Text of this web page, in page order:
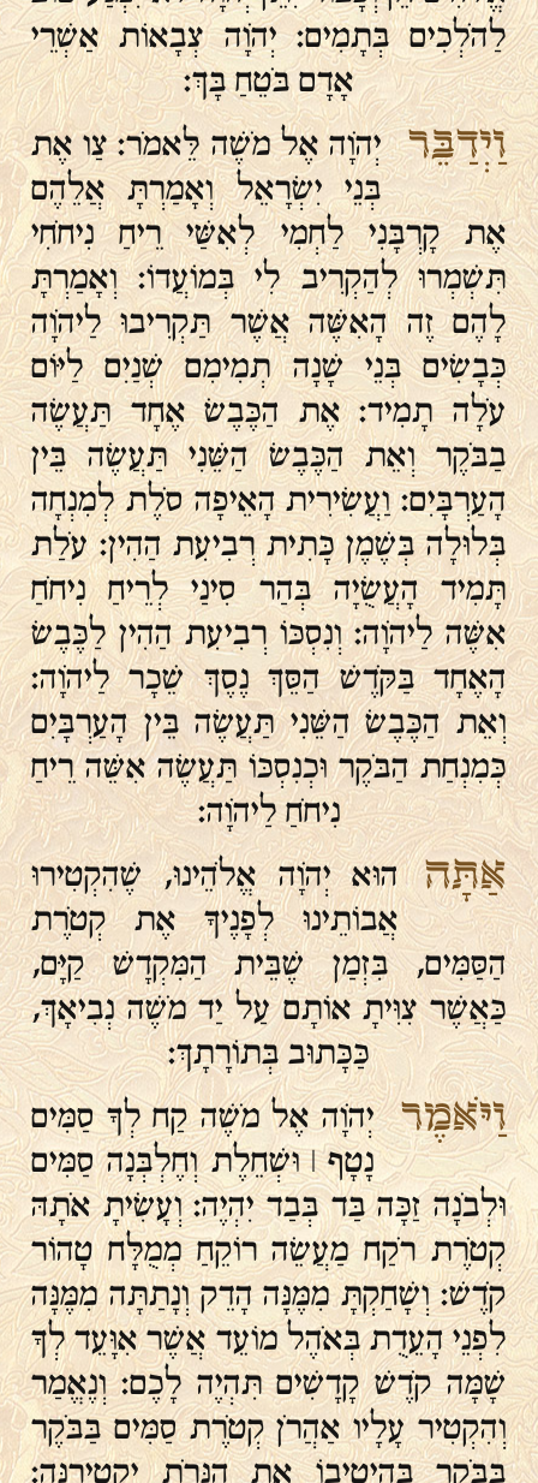
לַהֹלְכִים בְּתָמִים׃ יְהֹוָה צְבָאוֹת אַשְׁרֵי
אָדָם בֹּטֵחַ בָּךְ׃
וַיְדַבֵּריְהֹוָה אֶל מֹשֶׁה לֵּאמֹר׃ צַו אֶת
בְּנֵי יִשְׂרָאֵל וְאָמַרְתָּ אֲלֵהֶם
אֶת קָרְבָּנִי לַחְמִי לְאִשַּׁי רֵיחַ נִיחֹחִי
תִּשְׁמְרוּ לְהַקְרִיב לִי בְּמוֹעֲדוֹ׃ וְאָמַרְתָּ
לָהֶם זֶה הָאִשֶּׁה אֲשֶׁר תַּקְרִיבוּ לַיהֹוָה
כְּבָשִׂים בְּנֵי שָׁנָה תְמִימִם שְׁנַיִם לַיּוֹם
עֹלָה תָמִיד׃ אֶת הַכֶּבֶשׂ אֶחָד תַּעֲשֶׂה
בַבֹּקֶר וְאֵת הַכֶּבֶשׂ הַשֵּׁנִי תַּעֲשֶׂה בֵּין
הָעַרְבָּיִם׃ וַעֲשִׂירִית הָאֵיפָה סֹלֶת לְמִנְחָה
בְּלוּלָה בְּשֶׁמֶן כָּתִית רְבִיעִת הַהִין׃ עֹלַת
תָּמִיד הָעֲשֻׂיָה בְּהַר סִינַי לְרֵיחַ נִיחֹחַ
אִשֶּׁה לַיהֹוָה׃ וְנִסְכּוֹ רְבִיעִת הַהִין לַכֶּבֶשׂ
הָאֶחָד בַּקֹּדֶשׁ הַסֵּךְ נֶסֶךְ שֵׁכָר לַיהֹוָה׃
וְאֵת הַכֶּבֶשׂ הַשֵּׁנִי תַּעֲשֶׂה בֵּין הָעַרְבָּיִם
כְּמִנְחַת הַבֹּקֶר וּכְנִסְכּוֹ תַּעֲשֶׂה אִשֵּׁה רֵיחַ
נִיחֹחַ לַיהֹוָה׃
אַתָּההוּא יְהֹוָה אֱלֹהֵינוּ, שֶׁהִקְטִירוּ
אֲבוֹתֵינוּ לְפָנֶיךָ אֶת קְטֹרֶת
הַסַּמִּים, בִּזְמַן שֶׁבֵּית הַמִּקְדָשׁ קַיָּם,
כַּאֲשֶׁר צִוִּיתָ אוֹתָם עַל יַד מֹשֶׁה נְבִיאָךְ,
כַּכָּתוּב בְּתוֹרָתָךְ:
וַיֹּאמֶריְהֹוָה אֶל מֹשֶׁה קַח לְךָ סַמִּים
נָטָף | וּשְׁחֵלֶת וְחֶלְבְּנָה סַמִּים
וּלְבֹנָה זַכָּה בַּד בְּבַד יִהְיֶה׃ וְעָשִׂיתָ אֹתָהּ
קְטֹרֶת רֹקַח מַעֲשֵׂה רוֹקֵחַ מְמֻלָּח טָהוֹר
קֹדֶשׁ׃ וְשָׁחַקְתָּ מִמֶּנָּה הָדֵק וְנָתַתָּה מִמֶּנָּה
לִפְנֵי הָעֵדֻת בְּאֹהֶל מוֹעֵד אֲשֶׁר אִוָּעֵד לְךָ
שָׁמָּה קֹדֶשׁ קָדָשִׁים תִּהְיֶה לָכֶם׃ וְנֶאֱמַר
וְהִקְטִיר עָלָיו אַהֲרֹן קְטֹרֶת סַמִּים בַּבֹּקֶר
בַּבֹּקֶר בְּהֵיטִיבוֹ אֶת הַנֵּרֹת יַקְטִירֶנָּה: